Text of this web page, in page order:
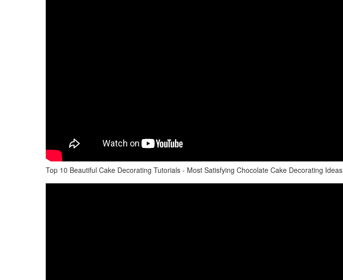
Top 10 Beautiful Cake Decorating Tutorials - Most Satisfying Chocolate Cake Decorating Ideas